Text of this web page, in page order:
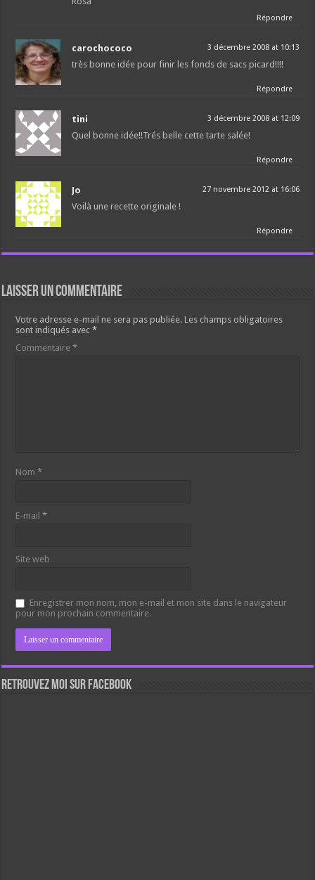
Répondre
carochococo 3 décembre 2008 at 10:13
très bonne idée pour finir les fonds de sacs picard!!!!
Répondre
tini 3 décembre 2008 at 12:09
Quel bonne idée!!Trés belle cette tarte salée!
Répondre
Jo 27 novembre 2012 at 16:06
Voilà une recette originale !
Répondre
Laisser un commentaire
Votre adresse e-mail ne sera pas publiée. Les champs obligatoires
sont indiqués avec*
Commentaire*
Nom*
E-mail*
Site web
Enregistrer mon nom, mon e-mail et mon site dans le navigateur
pour mon prochain commentaire.
Retrouvez moi sur Facebook